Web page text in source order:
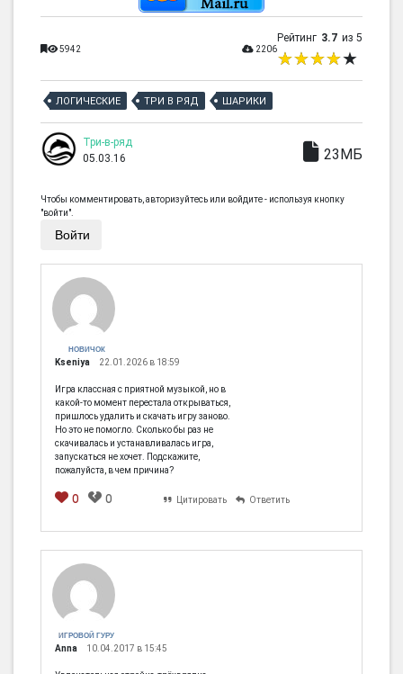
5942 2206
Рейтинг 3.7 из 5
ЛОГИЧЕСКИЕ ТРИ В РЯД ШАРИКИ
Три-в-ряд
05.03.16
23МБ
Чтобы комментировать, авторизуйтесь или войдите - используя кнопку
"войти".
Войти
НОВИЧОК
Kseniya 22.01.2026 в 18:59
Игра классная с приятной музыкой, но в
какой-то момент перестала открываться,
пришлось удалить и скачать игру заново.
Но это не помогло. Сколько бы раз не
скачивалась и устанавливалась игра,
запускаться не хочет. Подскажите,
пожалуйста, в чем причина?
0 0 Цитировать Ответить
ИГРОВОЙ ГУРУ
Anna 10.04.2017 в 15:45